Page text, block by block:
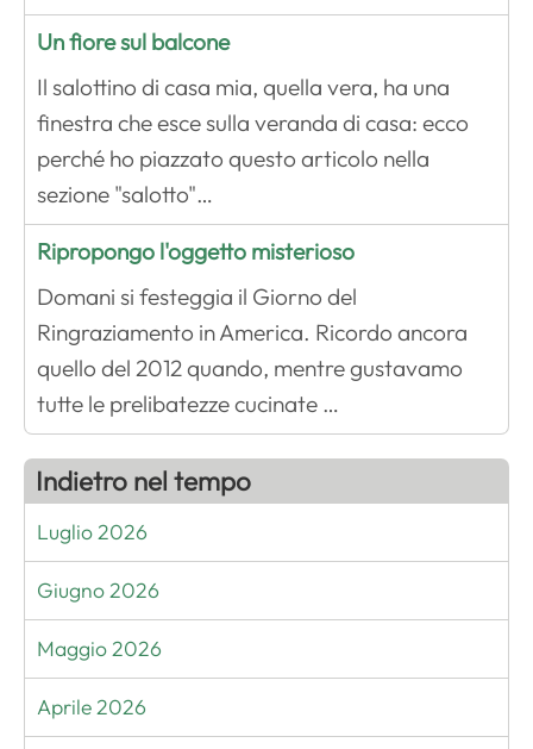
Un fiore sul balcone
Il salottino di casa mia, quella vera, ha una
finestra che esce sulla veranda di casa: ecco
perché ho piazzato questo articolo nella
sezione "salotto"…
Ripropongo l'oggetto misterioso
Domani si festeggia il Giorno del
Ringraziamento in America. Ricordo ancora
quello del 2012 quando, mentre gustavamo
tutte le prelibatezze cucinate …
Indietro nel tempo
Luglio 2026
Giugno 2026
Maggio 2026
Aprile 2026